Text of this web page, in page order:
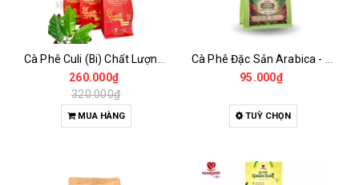
260.000₫
320.000₫
MUA HÀNG
95.000₫
TUỲ CHỌN